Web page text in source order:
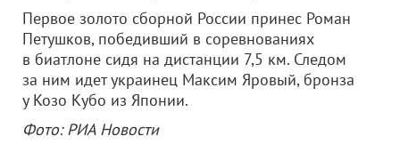
Первое золото сборной России принес Роман
Петушков, победивший в соревнованиях
в биатлоне сидя на дистанции 7,5 км. Следом
за ним идет украинец Максим Яровый, бронза
у Козо Кубо из Японии.
Фото: РИА Новости